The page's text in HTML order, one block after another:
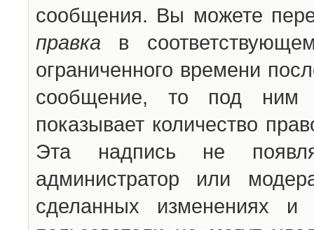
сообщения. Вы можете
правка в
ограниченного времени
сообщение, то под ним
показывает количество
Эта надпись не
администратор или
сделанных изменениях